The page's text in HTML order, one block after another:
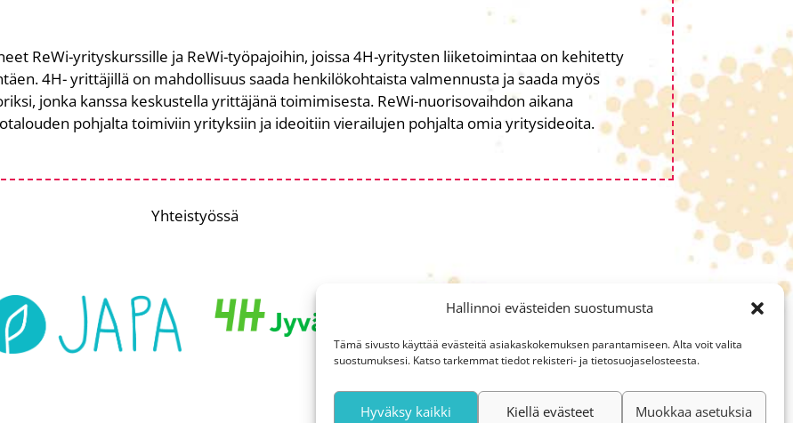
Hallinnoi evästeiden suostumusta
Tämä sivusto käyttää evästeitä asiakaskokemuksen parantamiseen. Alta voit valita
suostumuksesi. Katso tarkemmat tiedot rekisteri- ja tietosuojaselosteesta.
Hyväksy kaikki Kiellä evästeet Muokkaa asetuksia
ReWi-yrityskurssille ja ReWi-työpajoihin, joissa 4H-yritysten liiketoimintaa on kehitetty
4H- yrittäjillä on mahdollisuus saada henkilökohtaista valmennusta ja saada myös
jonka kanssa keskustella yrittäjänä toimimisesta. ReWi-nuorisovaihdon aikana
pohjalta toimiviin yrityksiin ja ideoitiin vierailujen pohjalta omia yritysideoita.
Yhteistyössä